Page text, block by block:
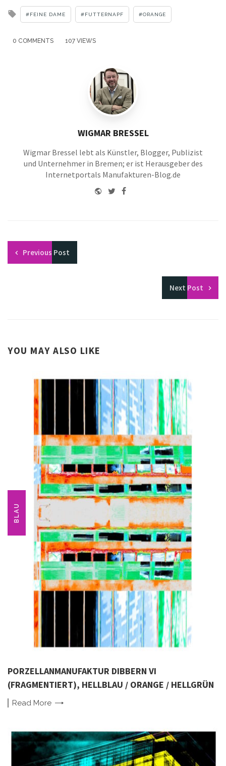
Tagged
FEINE DAME FUTTERNAPF ORANGE
0 COMMENTS 107 VIEWS
WIGMAR BRESSEL
Wigmar Bressel lebt als Künstler, Blogger, Publizist
und Unternehmer in Bremen; er ist Herausgeber des
Internetportals Manufakturen-Blog.de
WebsiteTwitterFacebook
Previous Post
Next Post
YOU MAY ALSO LIKE
BLAU
PORZELLANMANUFAKTUR DIBBERN VI
(FRAGMENTIERT), HELLBLAU / ORANGE / HELLGRÜN
Read More